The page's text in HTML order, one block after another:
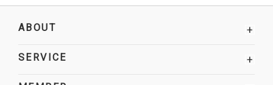
ABOUT +
SERVICE +